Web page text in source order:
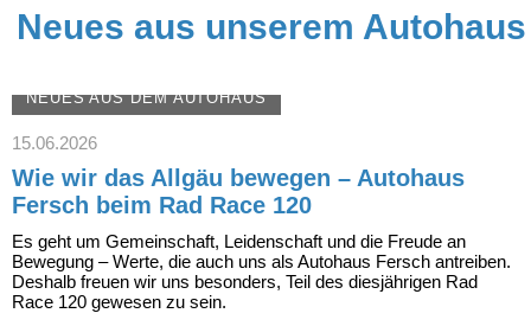
Neues aus unserem Autohaus
NEUES AUS DEM AUTOHAUS
15.06.2026
Wie wir das Allgäu bewegen – Autohaus
Fersch beim Rad Race 120
Es geht um Gemeinschaft, Leidenschaft und die Freude an
Bewegung – Werte, die auch uns als Autohaus Fersch antreiben.
Deshalb freuen wir uns besonders, Teil des diesjährigen Rad
Race 120 gewesen zu sein.